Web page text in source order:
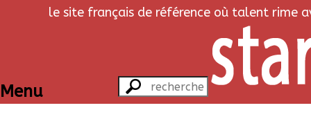
le site français de référence où talent rime
Menu